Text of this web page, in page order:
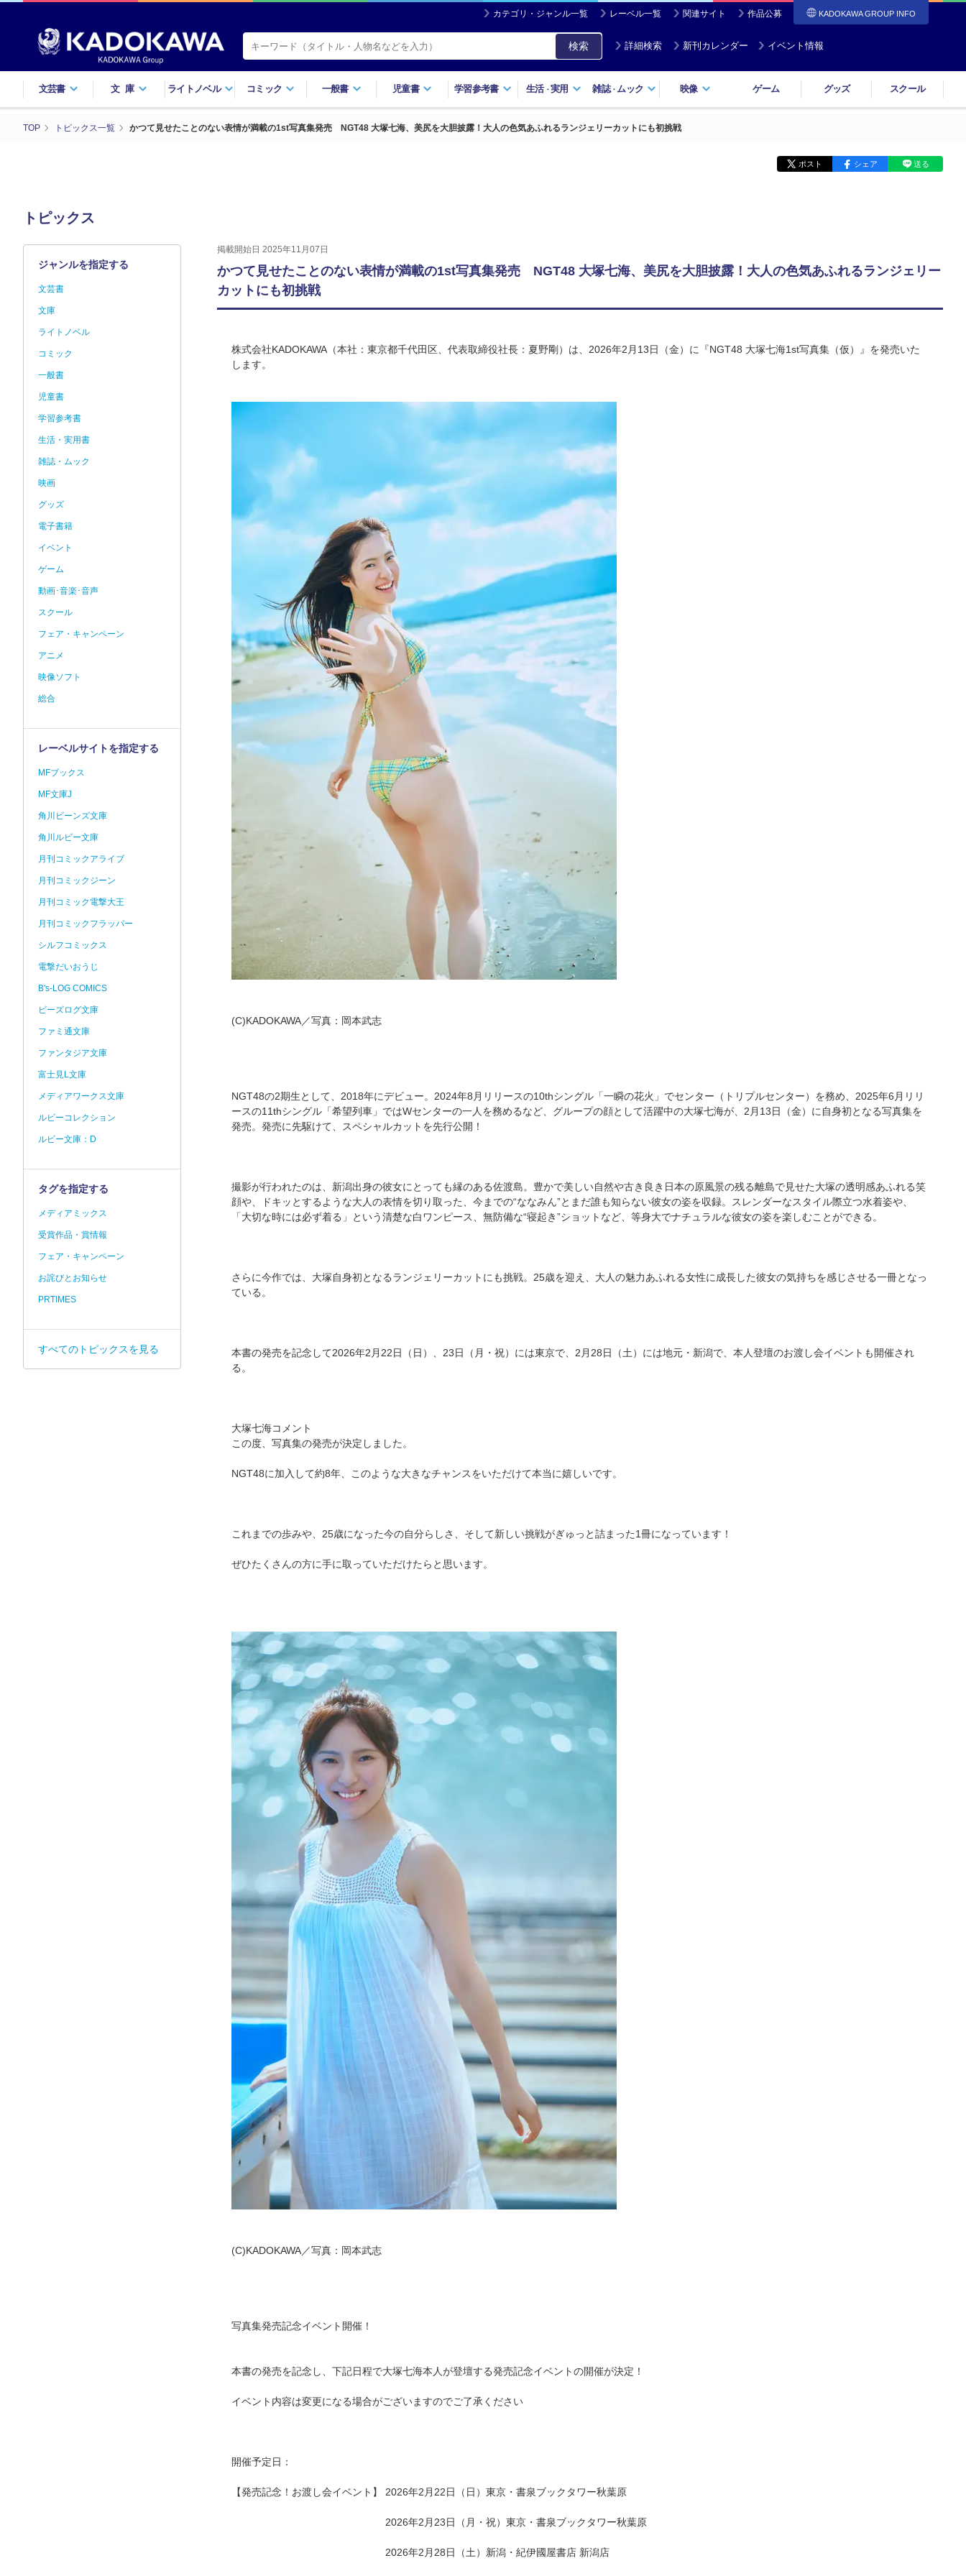
カテゴリ・ジャンル一覧 レーベル一覧 関連サイト 作品公募 KADOKAWA GROUP INFO
検索 詳細検索 新刊カレンダー イベント情報
文芸書 文庫 ライトノベル コミック 一般書 児童書 学習参考書 生活・実用 雑誌・ ムック 映像 ゲーム グッズ スクール
TOP トピックス一覧 かつて見せたことのない表情が満載の1st写真集発売 NGT48 大塚七海、美尻を大胆披露！大人の色気あふれるランジェリーカットにも初挑戦
ポスト シェア 送る
トピックス
掲載開始日 2025年11月07日
かつて見せたことのない表情が満載の1st写真集発売 NGT48 大塚七海、美尻を大胆披露！大人の色気あふれるランジェリー
カットにも初挑戦
株式会社KADOKAWA（本社：東京都千代田区、代表取締役社長：夏野剛）は、2026年2月13日（金）に『NGT48 大塚七海1st写真集（仮）』を発売いた
します。
(C)KADOKAWA／写真：岡本武志
NGT48の2期生として、2018年にデビュー。2024年8月リリースの10thシングル「一瞬の花火」でセンター（トリプルセンター）を務め、2025年6月リリ
ースの11thシングル「希望列車」ではWセンターの一人を務めるなど、グループの顔として活躍中の大塚七海が、2月13日（金）に自身初となる写真集を
発売。発売に先駆けて、スペシャルカットを先行公開！
撮影が行われたのは、新潟出身の彼女にとっても縁のある佐渡島。豊かで美しい自然や古き良き日本の原風景の残る離島で見せた大塚の透明感あふれる笑
顔や、ドキッとするような大人の表情を切り取った、今までの“ななみん”とまだ誰も知らない彼女の姿を収録。スレンダーなスタイル際立つ水着姿や、
「大切な時には必ず着る」という清楚な白ワンピース、無防備な“寝起き”ショットなど、等身大でナチュラルな彼女の姿を楽しむことができる。
さらに今作では、大塚自身初となるランジェリーカットにも挑戦。25歳を迎え、大人の魅力あふれる女性に成長した彼女の気持ちを感じさせる一冊となっ
ている。
本書の発売を記念して2026年2月22日（日）、23日（月・祝）には東京で、2月28日（土）には地元・新潟で、本人登壇のお渡し会イベントも開催され
る。
大塚七海コメント
この度、写真集の発売が決定しました。
NGT48に加入して約8年、このような大きなチャンスをいただけて本当に嬉しいです。
これまでの歩みや、25歳になった今の自分らしさ、そして新しい挑戦がぎゅっと詰まった1冊になっています！
ぜひたくさんの方に手に取っていただけたらと思います。
(C)KADOKAWA／写真：岡本武志
写真集発売記念イベント開催！
本書の発売を記念し、下記日程で大塚七海本人が登壇する発売記念イベントの開催が決定！
イベント内容は変更になる場合がございますのでご了承ください
開催予定日：
【発売記念！お渡し会イベント】 2026年2月22日（日）東京・書泉ブックタワー秋葉原
2026年2月23日（月・祝）東京・書泉ブックタワー秋葉原
2026年2月28日（土）新潟・紀伊國屋書店 新潟店
ジャンルを指定する
文芸書
文庫
ライトノベル
コミック
一般書
児童書
学習参考書
生活・実用書
雑誌・ムック
映画
グッズ
電子書籍
イベント
ゲーム
動画･音楽･音声
スクール
フェア・キャンペーン
アニメ
映像ソフト
総合
レーベルサイトを指定する
MFブックス
MF文庫J
角川ビーンズ文庫
角川ルビー文庫
月刊コミックアライブ
月刊コミックジーン
月刊コミック電撃大王
月刊コミックフラッパー
シルフコミックス
電撃だいおうじ
B's-LOG COMICS
ビーズログ文庫
ファミ通文庫
ファンタジア文庫
富士見L文庫
メディアワークス文庫
ルビーコレクション
ルビー文庫：D
タグを指定する
メディアミックス
受賞作品・賞情報
フェア・キャンペーン
お詫びとお知らせ
PRTIMES
すべてのトピックスを見る